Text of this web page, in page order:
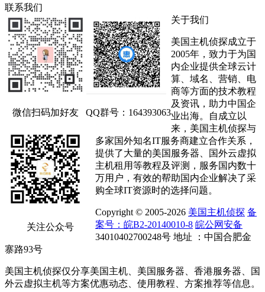
联系我们
微信扫码加好友 QQ群号：164393063
关注公众号
关于我们
美国主机侦探成立于
2005年，致力于为国
内企业提供全球云计
算、域名、营销、电
商等方面的技术教程
及资讯，助力中国企
业出海。自成立以
来，美国主机侦探与
多家国外知名IT服务商建立合作关系，
提供了大量的美国服务器、国外云虚拟
主机租用等教程及评测，服务国内数十
万用户，有效的帮助国内企业解决了采
购全球IT资源时的选择问题。
Copyright © 2005-2026 美国主机侦探 备
案号：皖B2-20140010-8 皖公网安备
34010402700248号 地址 ：中国合肥金
寨路93号
美国主机侦探仅分享美国主机、美国服务器、香港服务器、国
外云虚拟主机等方案优惠动态、使用教程、方案推荐等信息。